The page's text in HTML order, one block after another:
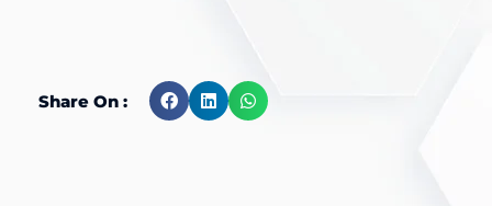
Share On :